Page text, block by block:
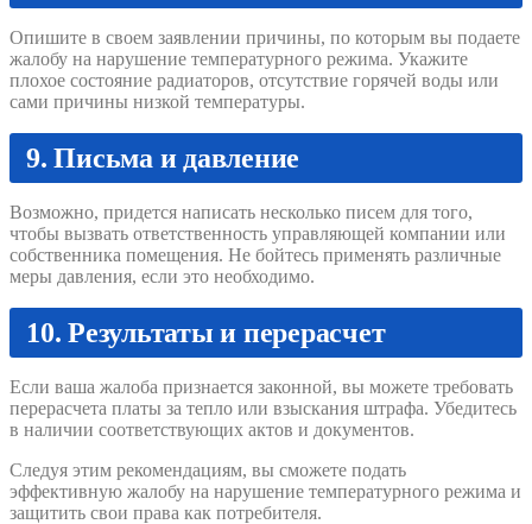
Опишите в своем заявлении причины, по которым вы подаете
жалобу на нарушение температурного режима. Укажите
плохое состояние радиаторов, отсутствие горячей воды или
сами причины низкой температуры.
9. Письма и давление
Возможно, придется написать несколько писем для того,
чтобы вызвать ответственность управляющей компании или
собственника помещения. Не бойтесь применять различные
меры давления, если это необходимо.
10. Результаты и перерасчет
Если ваша жалоба признается законной, вы можете требовать
перерасчета платы за тепло или взыскания штрафа. Убедитесь
в наличии соответствующих актов и документов.
Следуя этим рекомендациям, вы сможете подать
эффективную жалобу на нарушение температурного режима и
защитить свои права как потребителя.